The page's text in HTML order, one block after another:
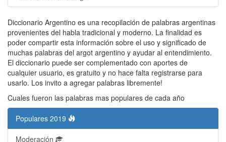
Diccionario Argentino es una recopilación de palabras argentinas
provenientes del habla tradicional y moderno. La finalidad es
poder compartir esta información sobre el uso y significado de
muchas palabras del argot argentino y ayudar al entendimiento.
El diccionario puede ser complementado con aportes de
cualquier usuario, es gratuito y no hace falta registrarse para
usarlo. Los invito a agregar palabras libremente!
Cuales fueron las palabras mas populares de cada año
Populares 2019
Moderación